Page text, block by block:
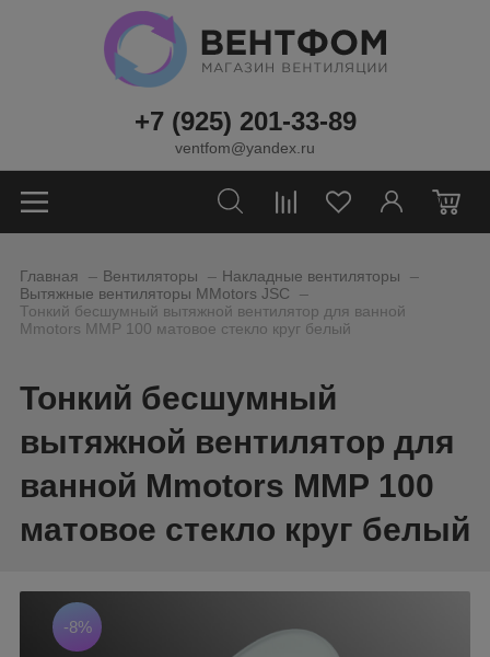
+7 (925) 201-33-89
ventfom@yandex.ru
0
Главная Вентиляторы Накладные вентиляторы
Вытяжные вентиляторы MMotors JSC _
Тонкий бесшумный вытяжной вентилятор для ванной
Mmotors ММР 100 матовое стекло круг белый
Тонкий бесшумный
вытяжной вентилятор для
ванной Mmotors ММР 100
матовое стекло круг белый
-8%